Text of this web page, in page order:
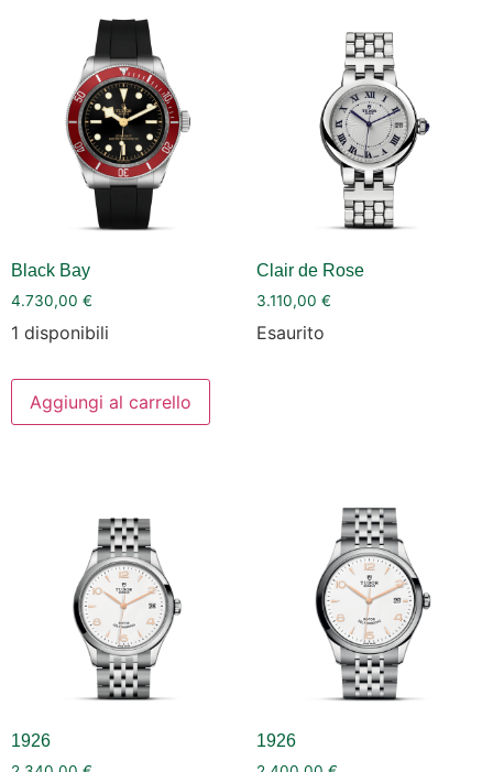
Black Bay
4.730,00 €
1 disponibili
Aggiungi al carrello
Clair de Rose
3.110,00 €
Esaurito
1926 1926